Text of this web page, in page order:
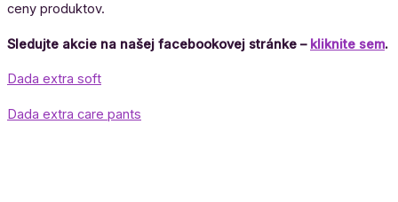
ceny produktov.
Sledujte akcie na našej facebookovej stránke – kliknite sem.
Dada extra soft
Dada extra care pants